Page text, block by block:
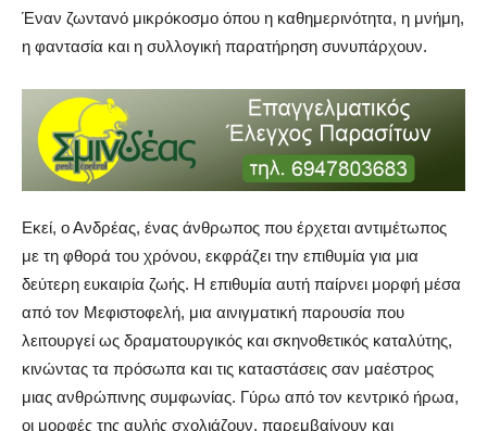
Έναν ζωντανό μικρόκοσμο όπου η καθημερινότητα, η μνήμη,
η φαντασία και η συλλογική παρατήρηση συνυπάρχουν.
Εκεί, ο Ανδρέας, ένας άνθρωπος που έρχεται αντιμέτωπος
με τη φθορά του χρόνου, εκφράζει την επιθυμία για μια
δεύτερη ευκαιρία ζωής. Η επιθυμία αυτή παίρνει μορφή μέσα
από τον Μεφιστοφελή, μια αινιγματική παρουσία που
λειτουργεί ως δραματουργικός και σκηνοθετικός καταλύτης,
κινώντας τα πρόσωπα και τις καταστάσεις σαν μαέστρος
μιας ανθρώπινης συμφωνίας. Γύρω από τον κεντρικό ήρωα,
οι μορφές της αυλής σχολιάζουν, παρεμβαίνουν και